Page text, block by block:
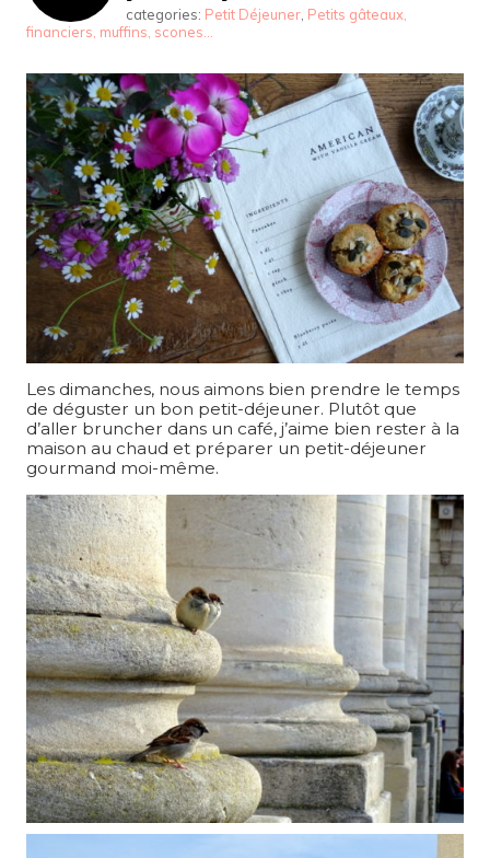
categories: Petit Déjeuner Petits gâteaux,
financiers, muffins, scones...
Les dimanches, nous aimons bien prendre le temps
de déguster un bon petit-déjeuner. Plutôt que
d’aller bruncher dans un café, j’aime bien rester à la
maison au chaud et préparer un petit-déjeuner
gourmand moi-même.